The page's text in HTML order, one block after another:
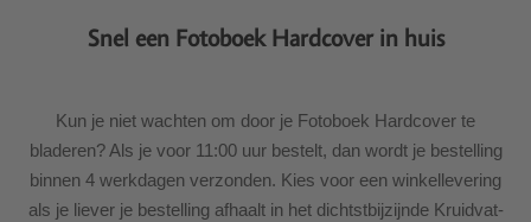
Snel een Fotoboek Hardcover in huis
Kun je niet wachten om door je Fotoboek Hardcover te
bladeren? Als je voor 11:00 uur bestelt, dan wordt je bestelling
binnen 4 werkdagen verzonden. Kies voor een winkellevering
als je liever je bestelling afhaalt in het dichtstbijzijnde Kruidvat-